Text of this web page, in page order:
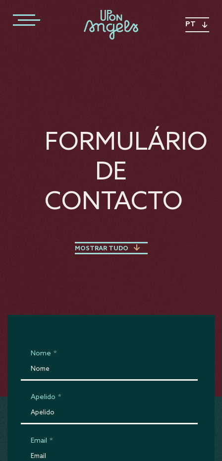
PT
FORMULÁRIO
DE
CONTACTO
MOSTRAR TUDO
Nome *
Apelido *
Email *